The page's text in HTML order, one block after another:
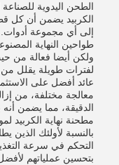
الطحن اليدوية للصناعة
الكربيد يضمن أن كل
إلى أي مجموعة أدوات.
طواحين النهاية
ولكن أيضا فعالة من
لفترات طويلة يقلل من
عائد أفضل على
معالجة مختلفة، من
الدقيقة، مما يضمن
مطحنة نهاية الكربيد
بالنسبة لأولئك الذين
التحكم في سرعة
بتحسين عملياتهم